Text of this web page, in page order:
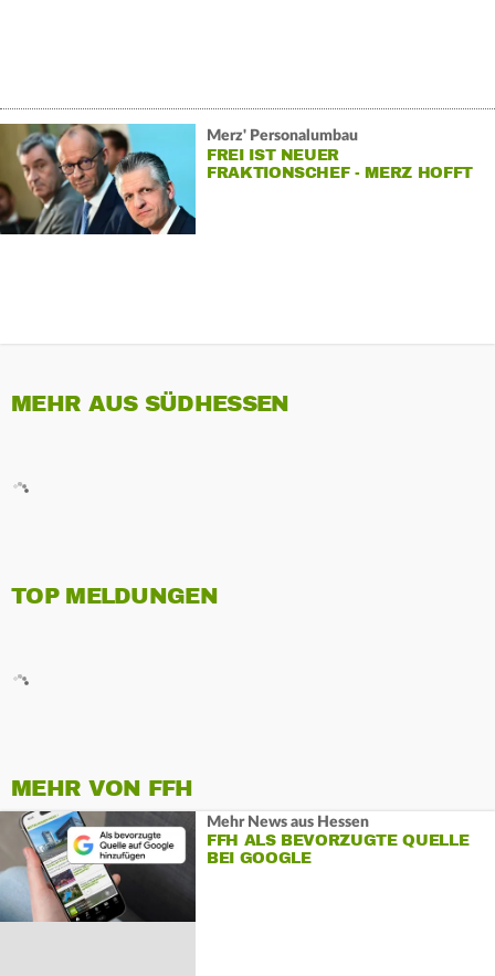
Merz' Personalumbau
FREI IST NEUER
FRAKTIONSCHEF - MERZ HOFFT
MEHR AUS SÜDHESSEN
TOP MELDUNGEN
MEHR VON FFH
Mehr News aus Hessen
FFH ALS BEVORZUGTE QUELLE
BEI GOOGLE